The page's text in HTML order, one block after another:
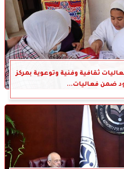
ثقافية وفنية وتوعوية بمركز
ضمن فعاليات...